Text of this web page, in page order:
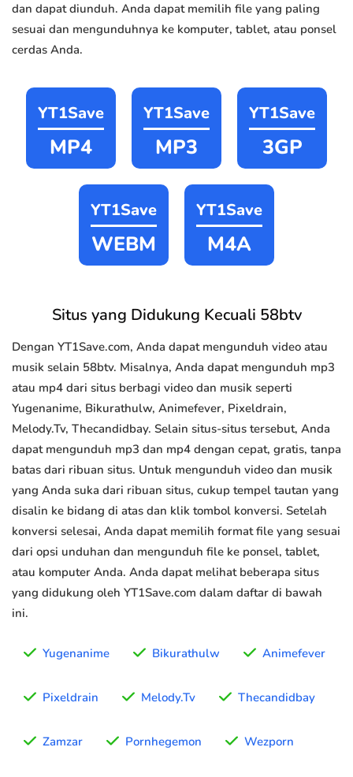
dan dapat diunduh. Anda dapat memilih file yang paling
sesuai dan mengunduhnya ke komputer, tablet, atau ponsel
cerdas Anda.
YT1Save
MP4
YT1Save
MP3
YT1Save
3GP
YT1Save
WEBM
YT1Save
M4A
Situs yang Didukung Kecuali 58btv
Dengan YT1Save.com, Anda dapat mengunduh video atau
musik selain 58btv. Misalnya, Anda dapat mengunduh mp3
atau mp4 dari situs berbagi video dan musik seperti
Yugenanime, Bikurathulw, Animefever, Pixeldrain,
Melody.Tv, Thecandidbay. Selain situs-situs tersebut, Anda
dapat mengunduh mp3 dan mp4 dengan cepat, gratis, tanpa
batas dari ribuan situs. Untuk mengunduh video dan musik
yang Anda suka dari ribuan situs, cukup tempel tautan yang
disalin ke bidang di atas dan klik tombol konversi. Setelah
konversi selesai, Anda dapat memilih format file yang sesuai
dari opsi unduhan dan mengunduh file ke ponsel, tablet,
atau komputer Anda. Anda dapat melihat beberapa situs
yang didukung oleh YT1Save.com dalam daftar di bawah
ini.
Yugenanime Bikurathulw Animefever
Pixeldrain Melody.Tv Thecandidbay
Zamzar Pornhegemon Wezporn